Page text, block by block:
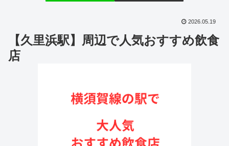
2026.05.19
【久里浜駅】周辺で人気おすすめ飲食
店